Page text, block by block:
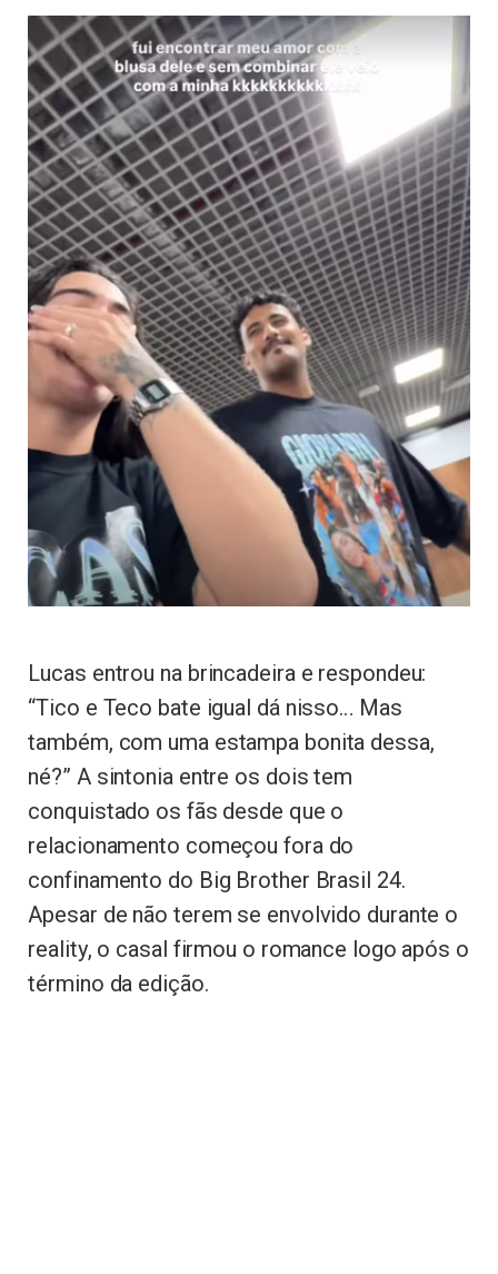
Lucas entrou na brincadeira e respondeu:
“Tico e Teco bate igual dá nisso… Mas
também, com uma estampa bonita dessa,
né?” A sintonia entre os dois tem
conquistado os fãs desde que o
relacionamento começou fora do
confinamento do Big Brother Brasil 24.
Apesar de não terem se envolvido durante o
reality, o casal firmou o romance logo após o
término da edição.